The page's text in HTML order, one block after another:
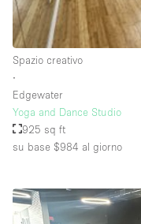
Piano terra
Raw
Sistema di sicurezza
Smoking Area
Soundproof
Stile Haussmann
Spazio creativo
∙
Edgewater
Yoga and Dance Studio
925 sq ft
su base $984 al giorno